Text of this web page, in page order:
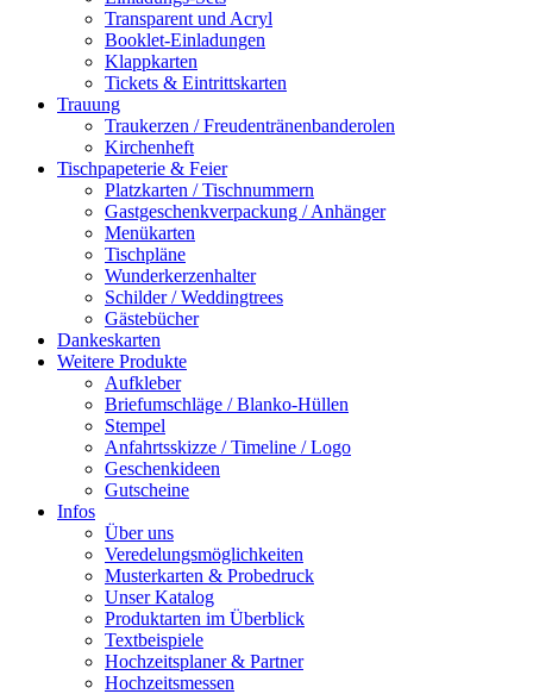
Transparent und Acryl
Booklet-Einladungen
Klappkarten
Tickets & Eintrittskarten
Trauung
Traukerzen / Freudentränenbanderolen
Kirchenheft
Tischpapeterie & Feier
Platzkarten / Tischnummern
Gastgeschenkverpackung / Anhänger
Menükarten
Tischpläne
Wunderkerzenhalter
Schilder / Weddingtrees
Gästebücher
Dankeskarten
Weitere Produkte
Aufkleber
Briefumschläge / Blanko-Hüllen
Stempel
Anfahrtsskizze / Timeline / Logo
Geschenkideen
Gutscheine
Infos
Über uns
Veredelungsmöglichkeiten
Musterkarten & Probedruck
Unser Katalog
Produktarten im Überblick
Textbeispiele
Hochzeitsplaner & Partner
Hochzeitsmessen